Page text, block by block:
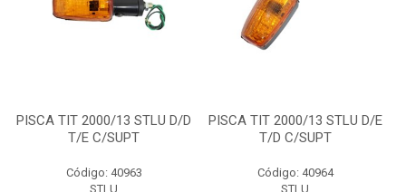
PISCA TIT 2000/13 STLU D/D
T/E C/SUPT
Código: 40963
STLU
PISCA TIT 2000/13 STLU D/E
T/D C/SUPT
Código: 40964
STLU